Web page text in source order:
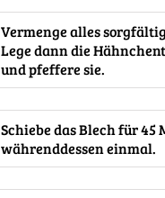
Vermenge alles
Lege dann die
und pfeffere sie.
Schiebe das Blech für
währenddessen einmal.